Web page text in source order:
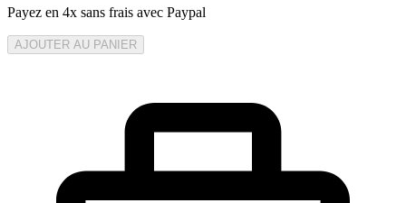
Payez en 4x sans frais avec Paypal
AJOUTER AU PANIER